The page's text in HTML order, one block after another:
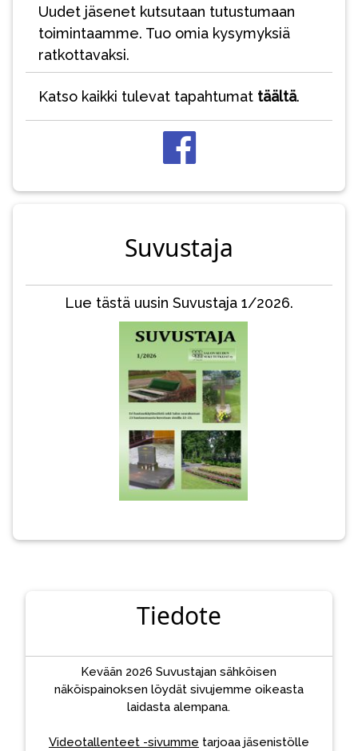
Uudet jäsenet kutsutaan tutustumaan
toimintaamme. Tuo omia kysymyksiä
ratkottavaksi.
Katso kaikki tulevat tapahtumat täältä.
Suvustaja
Lue tästä uusin Suvustaja 1/2026.
Tiedote
Kevään 2026 Suvustajan sähköisen
näköispainoksen löydät sivujemme oikeasta
laidasta alempana.
Videotallenteet -sivumme tarjoaa jäsenistölle